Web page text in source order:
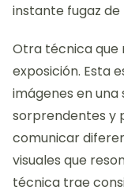
instante fugaz de
Otra técnica que
exposición. Esta
imágenes en una
sorprendentes y
comunicar
visuales que
técnica trae